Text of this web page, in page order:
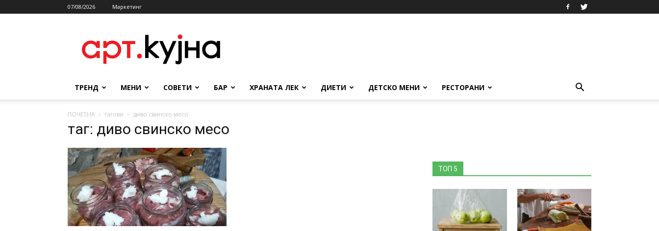
07/08/2026 Маркетинг
ТРЕНД МЕНИ СОВЕТИ БАР ХРАНАТА ЛЕК ДИЕТИ ДЕТСКО МЕНИ РЕСТОРАНИ
ПОЧЕТНА тагови диво свинско месо
таг: диво свинско месо
ТОП 5